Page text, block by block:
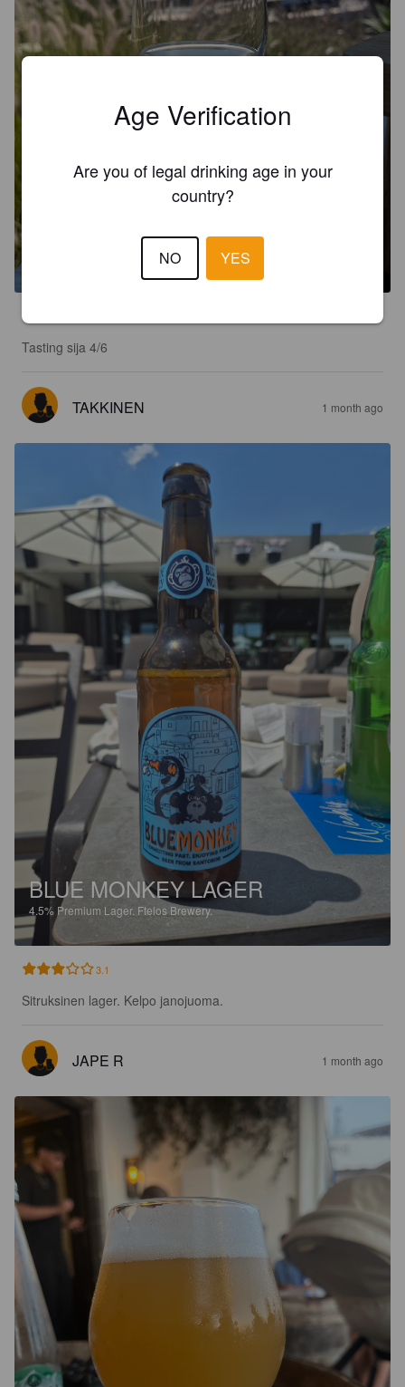
BLUE MONKEY LAGER
Ftelos Brewery.
Tasting sija 4/6
TAKKINEN 1 month ago
BLUE MONKEY LAGER
4.5% Premium Lager. Ftelos Brewery.
3.1
Sitruksinen lager. Kelpo janojuoma.
JAPE R 1 month ago
Age Verification
Are you of legal drinking age in your
country?
NO YES